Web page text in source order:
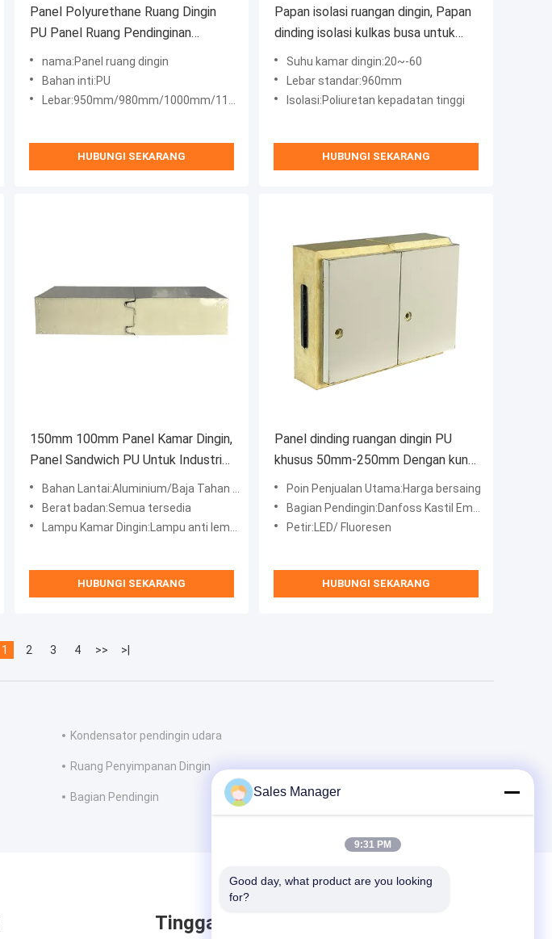
Panel Polyurethane Ruang Dingin
PU Panel Ruang Pendinginan
Sandwich
nama:Panel ruang dingin
Bahan inti:PU
Lebar:950mm/980mm/1000mm/1120mm
HUBUNGI SEKARANG
Papan isolasi ruangan dingin, Papan
dinding isolasi kulkas busa untuk
penyimpanan dingin
Suhu kamar dingin:20~-60
Lebar standar:960mm
Isolasi:Poliuretan kepadatan tinggi
HUBUNGI SEKARANG
150mm 100mm Panel Kamar Dingin,
Panel Sandwich PU Untuk Industri
Farmasi Makanan
Bahan Lantai:Aluminium/Baja Tahan Karat
Berat badan:Semua tersedia
Lampu Kamar Dingin:Lampu anti lembab
HUBUNGI SEKARANG
Panel dinding ruangan dingin PU
khusus 50mm-250mm Dengan kunci
camPoin Penjualan Utama:Harga bersaing
Bagian Pendingin:Danfoss Kastil Emerson
Petir:LED/ Fluoresen
HUBUNGI SEKARANG
1 2 3 4 >> >|
Kondensator pendingin udara
Ruang Penyimpanan Dingin
Bagian Pendingin
Tinggalkan pesan
Sales Manager
9:31 PM
Good day, what product are you looking
for?